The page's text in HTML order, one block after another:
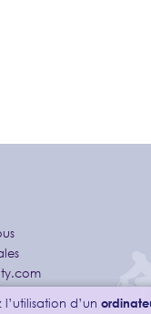
l’utilisation d’un